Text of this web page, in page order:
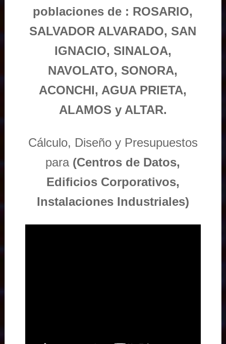
poblaciones de : ROSARIO,
SALVADOR ALVARADO, SAN
IGNACIO, SINALOA,
NAVOLATO, SONORA,
ACONCHI, AGUA PRIETA,
ALAMOS y ALTAR.
Cálculo, Diseño y Presupuestos
para (Centros de Datos,
Edificios Corporativos,
Instalaciones Industriales)